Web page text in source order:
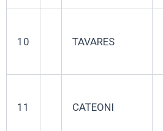
10 TAVARES
11 CATEONI